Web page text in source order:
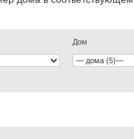
Дом